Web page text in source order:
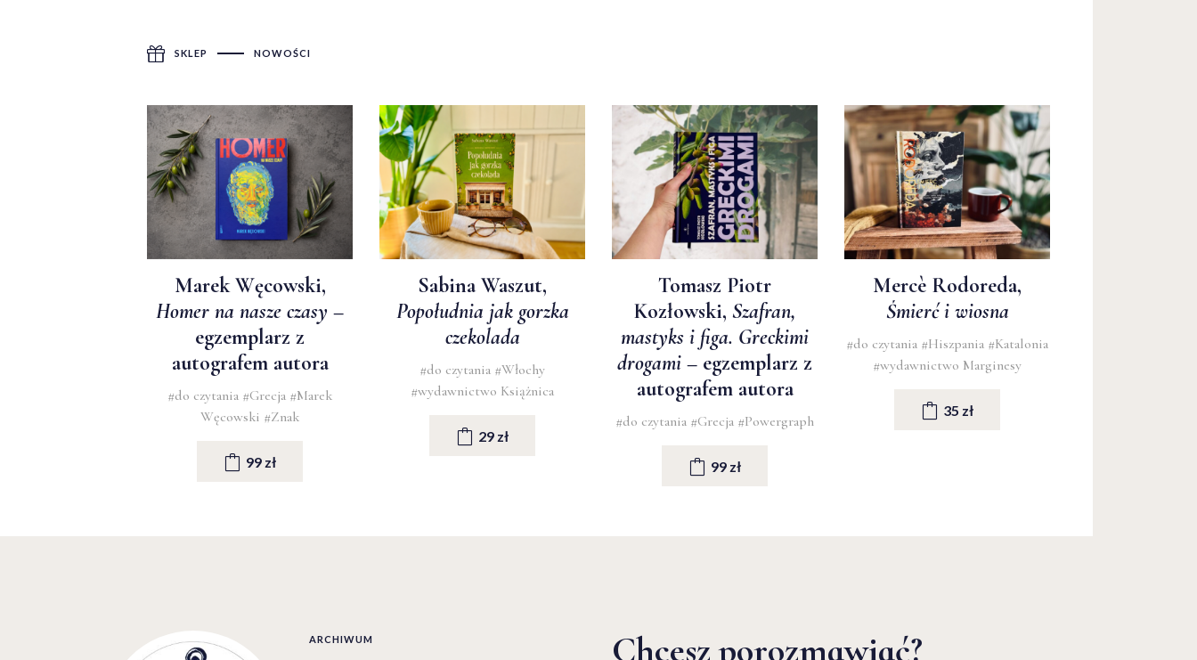
SKLEP NOWOŚCI
Marek Węcowski,
Homer na nasze czasy –
egzemplarz z
autografem autora
#do czytania #Grecja #Marek
Węcowski #Znak
99 zł
Sabina Waszut,
Popołudnia jak gorzka
czekolada
#do czytania #Włochy
#wydawnictwo Książnica
29 zł
Tomasz Piotr
Kozłowski, Szafran,
mastyks i figa. Greckimi
drogami – egzemplarz z
autografem autora
#do czytania #Grecja #Powergraph
99 zł
Mercè Rodoreda,
Śmierć i wiosna
#do czytania #Hiszpania #Katalonia
#wydawnictwo Marginesy
35 zł
Chcesz porozmawiać?
ARCHIWUM